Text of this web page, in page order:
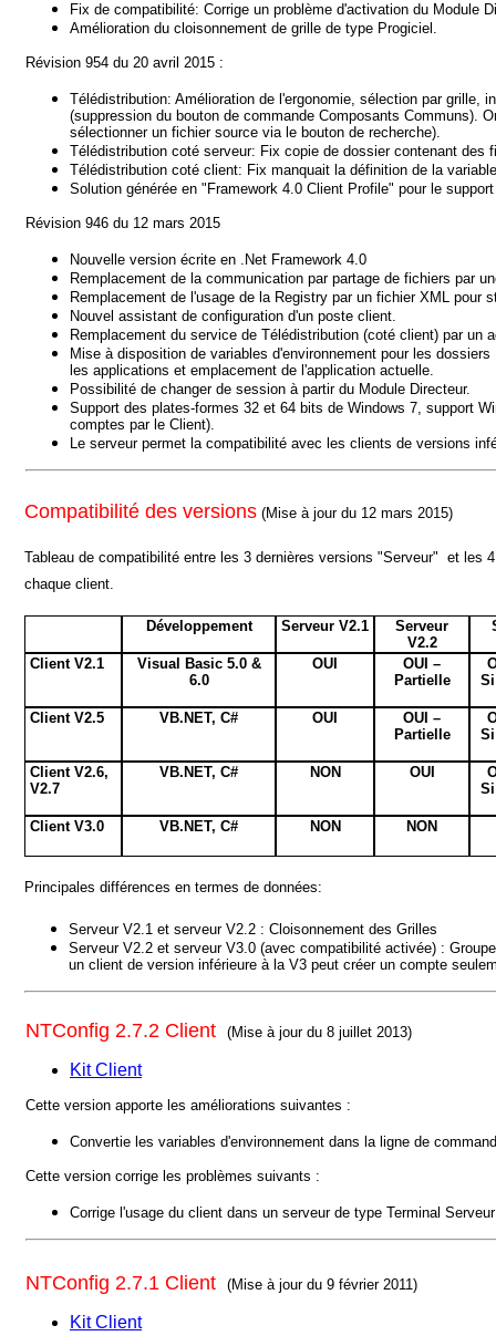
Fix de compatibilité: Corrige un problème d'activation du Module
Amélioration du cloisonnement de grille de type Progiciel.
Révision 954 du 20 avril 2015 :
Télédistribution: Amélioration de l'ergonomie, sélection par
(suppression du bouton de commande Composants Communs).
sélectionner un fichier source via le bouton de recherche).
Télédistribution coté serveur: Fix copie de dossier contenant des
Télédistribution coté client: Fix manquait la définition de la
Solution générée en "Framework 4.0 Client Profile" pour le
Révision 946 du 12 mars 2015
Nouvelle version écrite en .Net Framework 4.0
Remplacement de la communication par partage de fichiers par
Remplacement de l'usage de la Registry par un fichier XML pour
Nouvel assistant de configuration d'un poste client.
Remplacement du service de Télédistribution (coté client) par un
Mise à disposition de variables d'environnement pour les
les applications et emplacement de l'application actuelle.
Possibilité de changer de session à partir du Module Directeur.
Support des plates-formes 32 et 64 bits de Windows 7, support
comptes par le Client).
Le serveur permet la compatibilité avec les clients de versions
Compatibilité des versions (Mise à jour du 12 mars 2015)
Tableau de compatibilité entre les 3 dernières versions "Serveur" et les
chaque client.
Développement Serveur V2.1
Serveur
V2.2
Client V2.1
Visual Basic 5.0 &
6.0
OUI
OUI –
Partielle
Client V2.5 VB.NET, C# OUI
OUI –
Partielle
Client V2.6,
V2.7
VB.NET, C# NON OUI
Client V3.0 VB.NET, C# NON NON
Principales différences en termes de données:
Serveur V2.1 et serveur V2.2 : Cloisonnement des Grilles
Serveur V2.2 et serveur V3.0 (avec compatibilité activée) :
un client de version inférieure à la V3 peut créer un compte
NTConfig 2.7.2 Client (Mise à jour du 8 juillet 2013)
Kit Client
Cette version apporte les améliorations suivantes :
Convertie les variables d'environnement dans la ligne de
Cette version corrige les problèmes suivants :
Corrige l'usage du client dans un serveur de type Terminal
NTConfig 2.7.1 Client (Mise à jour du 9 février 2011)
Kit Client